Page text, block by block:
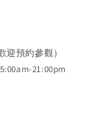
預約參觀）
21:00pm